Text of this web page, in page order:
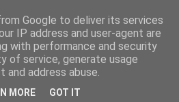
Google to deliver its services
IP address and user-agent are
with performance and security
of service, generate usage
address abuse.
MORE GOT IT